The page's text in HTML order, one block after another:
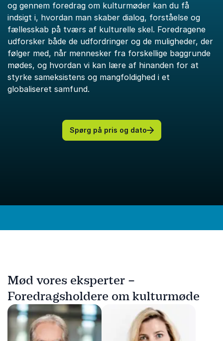
og gennem foredrag om kulturmøder kan du få
indsigt i, hvordan man skaber dialog, forståelse og
fællesskab på tværs af kulturelle skel. Foredragene
udforsker både de udfordringer og de muligheder, der
følger med, når mennesker fra forskellige baggrunde
mødes, og hvordan vi kan lære af hinanden for at
styrke sameksistens og mangfoldighed i et
globaliseret samfund.
Spørg på pris og dato
Mød vores eksperter –
Foredragsholdere om kulturmøde